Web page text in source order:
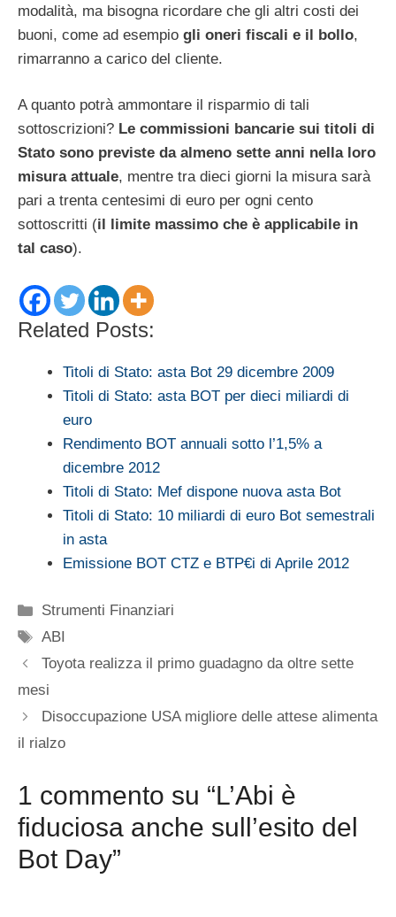
modalità, ma bisogna ricordare che gli altri costi dei
buoni, come ad esempio gli oneri fiscali e il bollo,
rimarranno a carico del cliente.
A quanto potrà ammontare il risparmio di tali
sottoscrizioni? Le commissioni bancarie sui titoli di
Stato sono previste da almeno sette anni nella loro
misura attuale, mentre tra dieci giorni la misura sarà
pari a trenta centesimi di euro per ogni cento
sottoscritti (il limite massimo che è applicabile in
tal caso).
Related Posts:
Titoli di Stato: asta Bot 29 dicembre 2009
Titoli di Stato: asta BOT per dieci miliardi di
euro
Rendimento BOT annuali sotto l’1,5% a
dicembre 2012
Titoli di Stato: Mef dispone nuova asta Bot
Titoli di Stato: 10 miliardi di euro Bot semestrali
in asta
Emissione BOT CTZ e BTP€i di Aprile 2012
Categorie
Strumenti Finanziari
Tag
ABI
Toyota realizza il primo guadagno da oltre sette
mesi
Disoccupazione USA migliore delle attese alimenta
il rialzo
1 commento su “L’Abi è
fiduciosa anche sull’esito del
Bot Day”